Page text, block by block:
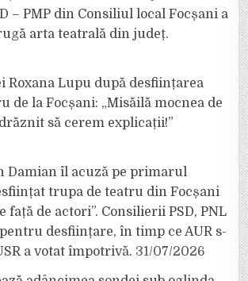
– PMP din Consiliul local Focșani a
arta teatrală din județ.
Roxana Lupu după desființarea
de la Focșani: „Misăilă mocnea de
să cerem explicații!”
Damian îl acuză pe primarul
trupa de teatru din Focșani
față de actori”. Consilierii PSD, PNL
desființare, în timp ce AUR s-
a votat împotrivă. 31/07/2026